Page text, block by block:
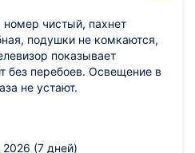
чистый, пахнет
подушки не комкаются,
показывает
без перебоев. Освещение в
не устают.
будет на твёрдую
2026 (7 дней)